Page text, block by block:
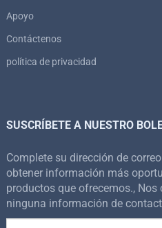
Apoyo
Contáctenos
política de privacidad
SUSCRÍBETE A NUESTRO
Complete su dirección de
obtener información más
productos que ofrecemos.,
ninguna información de